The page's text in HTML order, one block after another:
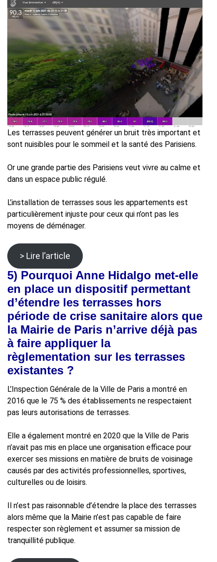
Les terrasses peuvent générer un bruit très important et
sont nuisibles pour le sommeil et la santé des Parisiens.
Or une grande partie des Parisiens veut vivre au calme et
dans un espace public régulé.
L’installation de terrasses sous les appartements est
particulièrement injuste pour ceux qui n’ont pas les
moyens de déménager.
> Lire l’article
5) Pourquoi Anne Hidalgo met-elle
en place un dispositif permettant
d’étendre les terrasses hors
période de crise sanitaire alors que
la Mairie de Paris n’arrive déjà pas
à faire appliquer la
règlementation sur les terrasses
existantes ?
L’Inspection Générale de la Ville de Paris a montré en
2016 que le 75 % des établissements ne respectaient
pas leurs autorisations de terrasses.
Elle a également montré en 2020 que la Ville de Paris
n’avait pas mis en place une organisation efficace pour
exercer ses missions en matière de bruits de voisinage
causés par des activités professionnelles, sportives,
culturelles ou de loisirs.
Il n’est pas raisonnable d’étendre la place des terrasses
alors même que la Mairie n’est pas capable de faire
respecter son règlement et assumer sa mission de
tranquillité publique.